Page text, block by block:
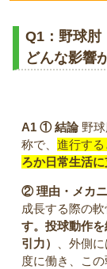
Q1：野球肘
どんな影響
A1 ① 結論野球
称で、 進行する
ろか日常生活
② 理由・メカ
成長する際の
す。投球動作
引力）
、外側
度に働き、こ